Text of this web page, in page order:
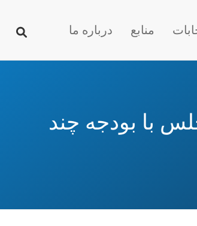
منابع درباره ما
با بودجه چند